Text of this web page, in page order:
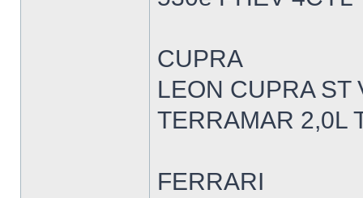
CUPRA
LEON CUPRA ST
TERRAMAR 2,0L
FERRARI